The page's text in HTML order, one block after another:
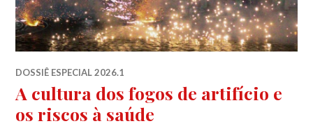
DOSSIÊ ESPECIAL 2026.1
A cultura dos fogos de artifício e
os riscos à saúde